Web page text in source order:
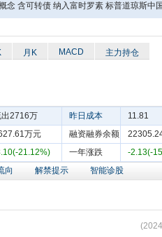
念 含可转债 纳入富时罗素 标普道琼斯中
月K MACD 主力持仓
出2716万 昨日成本
11.81
万元 融资融券余额
21.12%) 一年涨跌
-2.13(-
向 解禁提示 智能诊股